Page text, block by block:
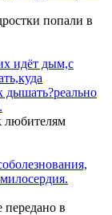
попали в
идёт дым,с
дышать?реально
любителям
передано в